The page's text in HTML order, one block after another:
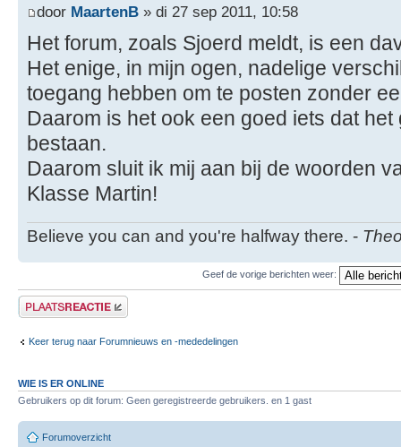
door MaartenB » di 27 sep 2011, 10:58
Het forum, zoals Sjoerd meldt, is een
Het enige, in mijn ogen, nadelige
toegang hebben om te posten zonder
Daarom is het ook een goed iets dat
bestaan.
Daarom sluit ik mij aan bij de woorden
Klasse Martin!
Believe you can and you're halfway there. -
Geef de vorige berichten weer:
Plaats een reactie
Keer terug naar Forumnieuws en -mededelingen
WIE IS ER ONLINE
Gebruikers op dit forum: Geen geregistreerde gebruikers. en 1 gast
Forumoverzicht